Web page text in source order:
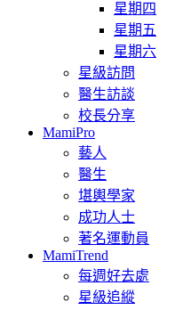
星期四
星期五
星期六
星級訪問
醫生訪談
校長分享
MamiPro
藝人
醫生
堪輿學家
成功人士
著名運動員
MamiTrend
每週好去處
星級追縱